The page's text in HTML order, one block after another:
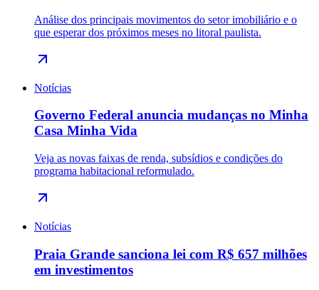
Análise dos principais movimentos do setor imobiliário e o
que esperar dos próximos meses no litoral paulista.
Notícias
Governo Federal anuncia mudanças no Minha
Casa Minha Vida
Veja as novas faixas de renda, subsídios e condições do
programa habitacional reformulado.
Notícias
Praia Grande sanciona lei com R$ 657 milhões
em investimentos